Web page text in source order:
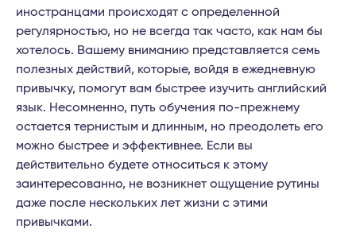
иностранцами происходят с определенной
регулярностью, но не всегда так часто, как нам бы
хотелось. Вашему вниманию представляется семь
полезных действий, которые, войдя в ежедневную
привычку, помогут вам быстрее изучить английский
язык. Несомненно, путь обучения по-прежнему
остается тернистым и длинным, но преодолеть его
можно быстрее и эффективнее. Если вы
действительно будете относиться к этому
заинтересованно, не возникнет ощущение рутины
даже после нескольких лет жизни с этими
привычками.